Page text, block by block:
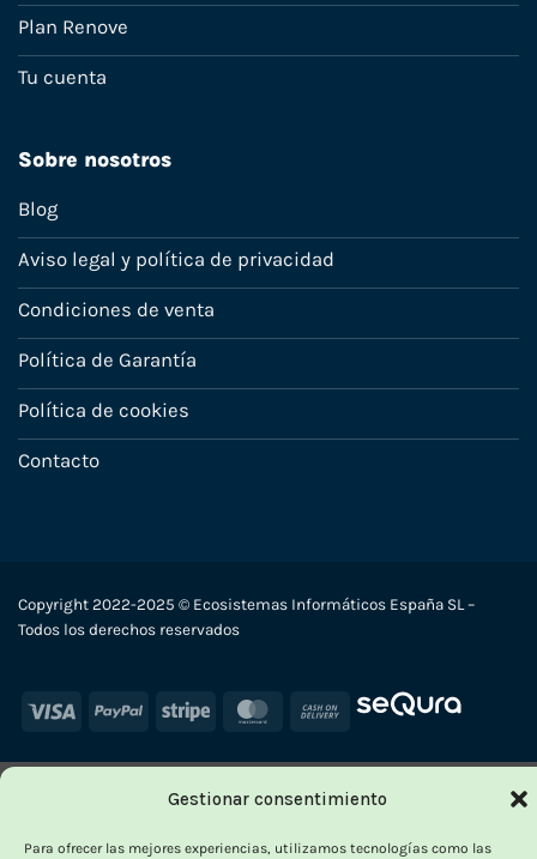
Gestionar consentimiento
Para ofrecer las mejores experiencias, utilizamos tecnologías como las
Plan Renove
Tu cuenta
Sobre nosotros
Blog
Aviso legal y política de privacidad
Condiciones de venta
Política de Garantía
Política de cookies
Contacto
Copyright 2022-2025 © Ecosistemas Informáticos España SL –
Todos los derechos reservados
Visa PayPal Stripe MasterCard
Cash
Delivery